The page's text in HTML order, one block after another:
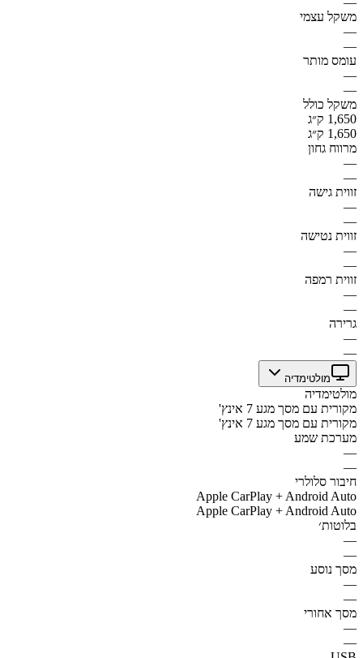
משקל עצמי
—
—
עומס מותר
—
—
משקל כולל
1,650 ק״ג
1,650 ק״ג
מרווח גחון
—
—
זווית גישה
—
—
זווית נטישה
—
—
זווית רמפה
—
—
גרירה
—
—
מולטימדיה
מולטימדיה
מקורית עם מסך מגע 7 אינץ'
מקורית עם מסך מגע 7 אינץ'
מערכת שמע
—
—
חיבור סלולרי
Apple CarPlay + Android Auto
Apple CarPlay + Android Auto
בלוטות׳
—
—
מסך נוסע
—
—
מסך אחורי
—
—